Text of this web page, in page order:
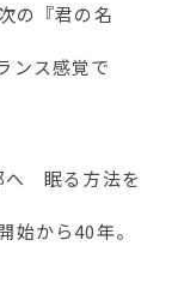
の『君の名
ンス感覚で
へ 眠る方法を
始から40年。